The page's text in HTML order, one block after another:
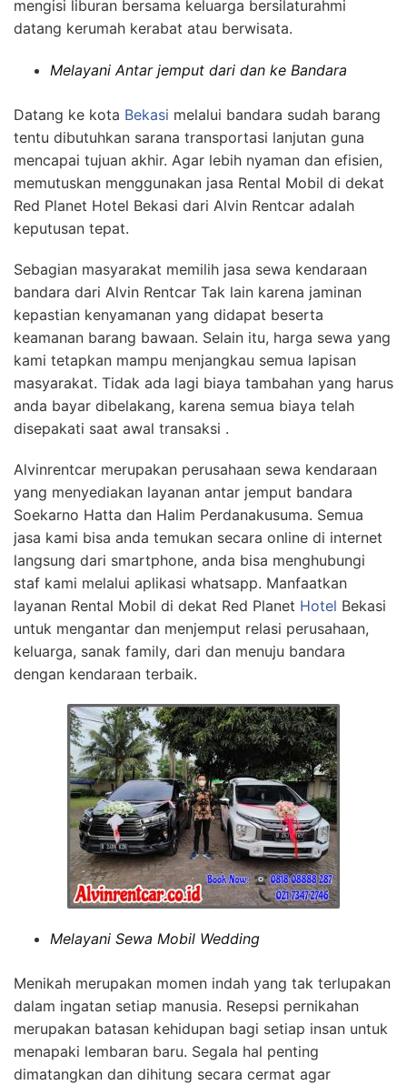
mengisi liburan bersama keluarga bersilaturahmi
datang kerumah kerabat atau berwisata.
Melayani Antar jemput dari dan ke Bandara
Datang ke kota Bekasi melalui bandara sudah barang
tentu dibutuhkan sarana transportasi lanjutan guna
mencapai tujuan akhir. Agar lebih nyaman dan efisien,
memutuskan menggunakan jasa Rental Mobil di dekat
Red Planet Hotel Bekasi dari Alvin Rentcar adalah
keputusan tepat.
Sebagian masyarakat memilih jasa sewa kendaraan
bandara dari Alvin Rentcar Tak lain karena jaminan
kepastian kenyamanan yang didapat beserta
keamanan barang bawaan. Selain itu, harga sewa yang
kami tetapkan mampu menjangkau semua lapisan
masyarakat. Tidak ada lagi biaya tambahan yang harus
anda bayar dibelakang, karena semua biaya telah
disepakati saat awal transaksi .
Alvinrentcar merupakan perusahaan sewa kendaraan
yang menyediakan layanan antar jemput bandara
Soekarno Hatta dan Halim Perdanakusuma. Semua
jasa kami bisa anda temukan secara online di internet
langsung dari smartphone, anda bisa menghubungi
staf kami melalui aplikasi whatsapp. Manfaatkan
layanan Rental Mobil di dekat Red Planet Hotel Bekasi
untuk mengantar dan menjemput relasi perusahaan,
keluarga, sanak family, dari dan menuju bandara
dengan kendaraan terbaik.
Melayani Sewa Mobil Wedding
Menikah merupakan momen indah yang tak terlupakan
dalam ingatan setiap manusia. Resepsi pernikahan
merupakan batasan kehidupan bagi setiap insan untuk
menapaki lembaran baru. Segala hal penting
dimatangkan dan dihitung secara cermat agar